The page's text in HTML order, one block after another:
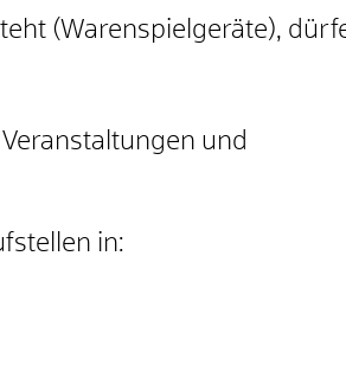
(Warenspielgeräte),
und
in: